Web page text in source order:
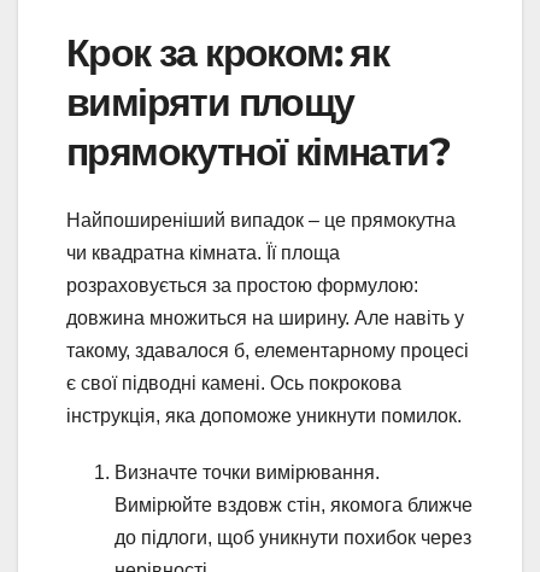
Крок за кроком: як
виміряти площу
прямокутної кімнати?
Найпоширеніший випадок – це прямокутна
чи квадратна кімната. Її площа
розраховується за простою формулою:
довжина множиться на ширину. Але навіть у
такому, здавалося б, елементарному процесі
є свої підводні камені. Ось покрокова
інструкція, яка допоможе уникнути помилок.
Визначте точки вимірювання.
Вимірюйте вздовж стін, якомога ближче
до підлоги, щоб уникнути похибок через